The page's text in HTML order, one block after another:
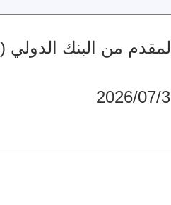
البنك الدولي (بملايين